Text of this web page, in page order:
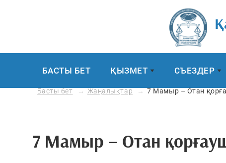
БАСТЫ БЕТ ҚЫЗМЕТ СЪЕЗДЕР
Басты бет Жаңалықтар 7 Мамыр – Отан
7 Мамыр – Отан